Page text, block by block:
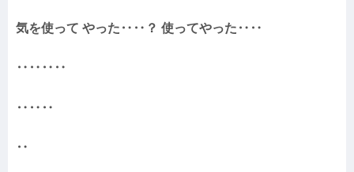
気を使って やった‥‥？ 使ってやった‥‥
‥‥‥‥
‥‥‥
‥